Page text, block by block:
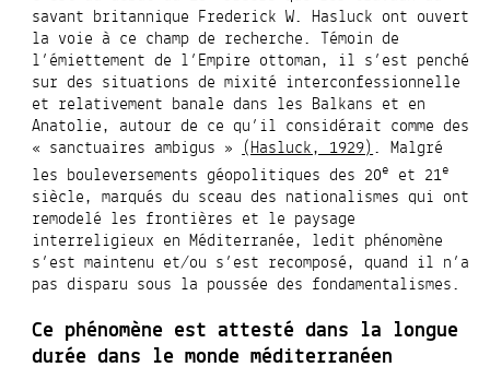
savant britannique Frederick W. Hasluck ont ouvert
la voie à ce champ de recherche. Témoin de
l’émiettement de l’Empire ottoman, il s’est penché
sur des situations de mixité interconfessionnelle
et relativement banale dans les Balkans et en
Anatolie, autour de ce qu’il considérait comme des
« sanctuaires ambigus »(Hasluck, 1929).Malgré
les bouleversements géopolitiques des 20e et 21e
siècle, marqués du sceau des nationalismes qui ont
remodelé les frontières et le paysage
interreligieux en Méditerranée, ledit phénomène
s’est maintenu et/ou s’est recomposé, quand il n’a
pas disparu sous la poussée des fondamentalismes.
Ce phénomène est attesté dans la longue
durée dans le monde méditerranéen